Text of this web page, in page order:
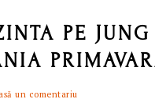
PE
un comentariu